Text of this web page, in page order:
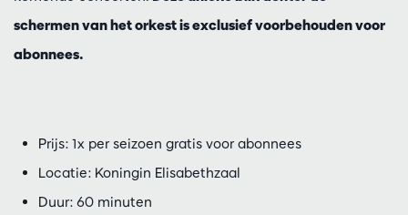
schermen van het orkest is exclusief voorbehouden voor
abonnees.
Prijs: 1x per seizoen gratis voor abonnees
Locatie: Koningin Elisabethzaal
Duur: 60 minuten